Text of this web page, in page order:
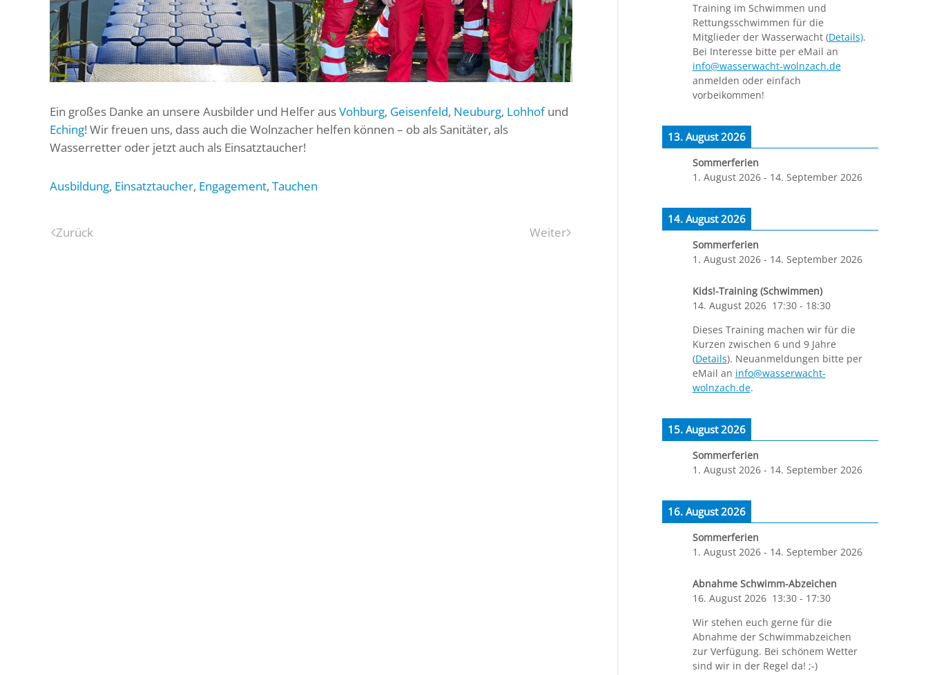
Ein großes Danke an unsere Ausbilder und Helfer ausVohburg, Geisenfeld, Neuburg, Lohhofund
Eching! Wir freuen uns, dass auch die Wolnzacher helfen können – ob als Sanitäter, als
Wasserretter oder jetzt auch als Einsatztaucher!
Ausbildung, Einsatztaucher, Engagement, Tauchen
Zurück Weiter
Training im Schwimmen und
Rettungsschwimmen für die
Mitglieder der Wasserwacht (Details).
Bei Interesse bitte per eMail an
info@wasserwacht-wolnzach.de
anmelden oder einfach
vorbeikommen!
13. August 2026
Sommerferien
1. August 2026- 14. September 2026
14. August 2026
Sommerferien
1. August 2026- 14. September 2026
Kids!-Training (Schwimmen)
14. August 2026 17:30- 18:30
Dieses Training machen wir für die
Kurzen zwischen 6 und 9 Jahre
(Details). Neuanmeldungen bitte per
eMail an info@wasserwacht-
wolnzach.de.
15. August 2026
Sommerferien
1. August 2026- 14. September 2026
16. August 2026
Sommerferien
1. August 2026- 14. September 2026
Abnahme Schwimm-Abzeichen
16. August 2026 13:30- 17:30
Wir stehen euch gerne für die
Abnahme der Schwimmabzeichen
zur Verfügung. Bei schönem Wetter
sind wir in der Regel da! ;-)